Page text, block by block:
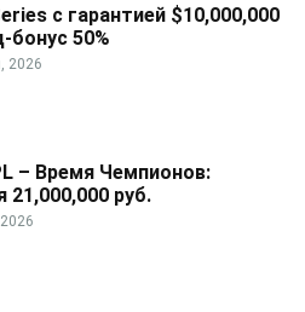
с гарантией $10,000,000
бонус 50%
2026
– Время Чемпионов:
21,000,000 руб.